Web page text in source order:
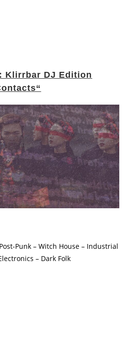
Klirrbar DJ Edition
Punk – Witch House – Industrial
– Dark Folk